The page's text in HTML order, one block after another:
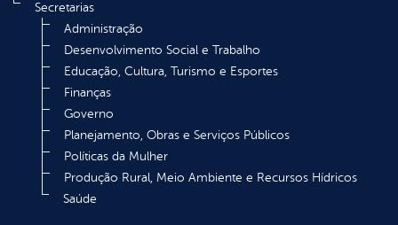
Secretarias
Administração
Desenvolvimento Social e Trabalho
Educação, Cultura, Turismo e Esportes
Finanças
Governo
Planejamento, Obras e Serviços Públicos
Políticas da Mulher
Produção Rural, Meio Ambiente e Recursos Hídricos
Saúde